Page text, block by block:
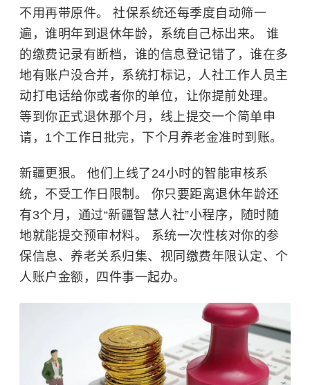
不用再带原件。 社保系统还每季度自动筛一
遍，谁明年到退休年龄，系统自己标出来。 谁
的缴费记录有断档，谁的信息登记错了，谁在多
地有账户没合并，系统打标记，人社工作人员主
动打电话给你或者你的单位，让你提前处理。
等到你正式退休那个月，线上提交一个简单申
请，1个工作日批完，下个月养老金准时到账。
新疆更狠。 他们上线了24小时的智能审核系
统，不受工作日限制。 你只要距离退休年龄还
有3个月，通过“新疆智慧人社”小程序，随时随
地就能提交预审材料。 系统一次性核对你的参
保信息、养老关系归集、视同缴费年限认定、个
人账户金额，四件事一起办。